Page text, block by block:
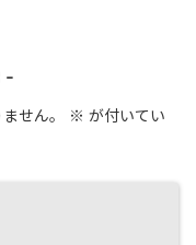
-
せん。 ※ が付いてい